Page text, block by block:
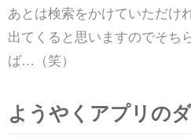
あとは検索をかけていただけ
出てくると思いますのでそち
ば…（笑）
ようやくアプリの